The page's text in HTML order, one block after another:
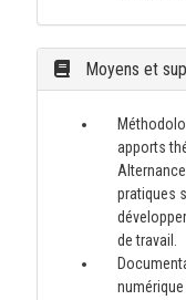
Moyens et
apports
pratiques
de travail.